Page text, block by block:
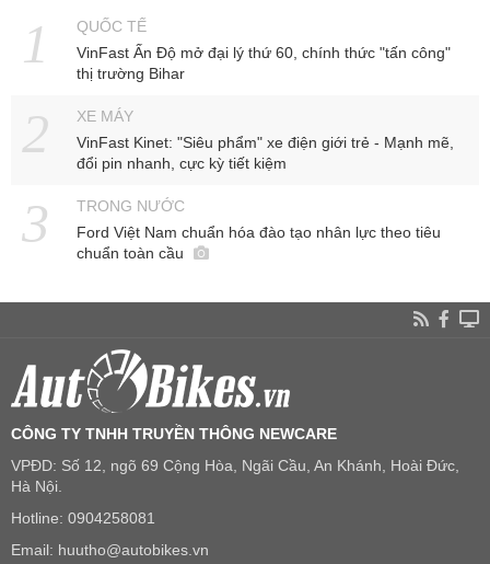
QUỐC TẾ
VinFast Ấn Độ mở đại lý thứ 60, chính thức "tấn công"
thị trường Bihar
XE MÁY
VinFast Kinet: "Siêu phẩm" xe điện giới trẻ - Mạnh mẽ,
đổi pin nhanh, cực kỳ tiết kiệm
TRONG NƯỚC
Ford Việt Nam chuẩn hóa đào tạo nhân lực theo tiêu
chuẩn toàn cầu
CÔNG TY TNHH TRUYỀN THÔNG NEWCARE
VPĐD: Số 12, ngõ 69 Cộng Hòa, Ngãi Cầu, An Khánh, Hoài Đức,
Hà Nội.
Hotline: 0904258081
Email: huutho@autobikes.vn